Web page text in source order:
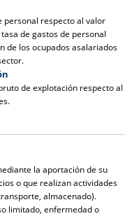
personal respecto al valor
de gastos de personal
de los ocupados asalariados
de explotación respecto al
la aportación de su
o que realizan actividades
almacenado).
limitado, enfermedad o